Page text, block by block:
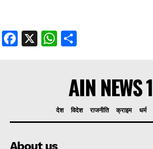
Facebook
X WhatsApp
AIN NEWS 1
देश विदेश राजनीति क्राइम धर्म
About us